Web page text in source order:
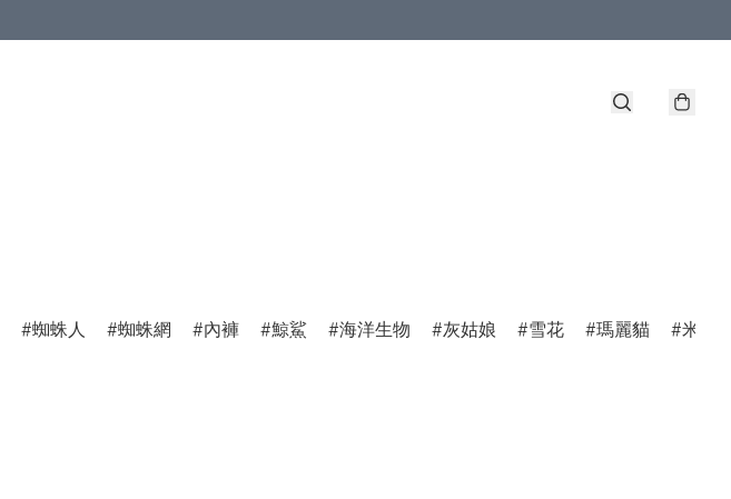
蜘蛛人 蜘蛛網 內褲 鯨鯊 海洋生物 灰姑娘 雪花 瑪麗貓 米菲